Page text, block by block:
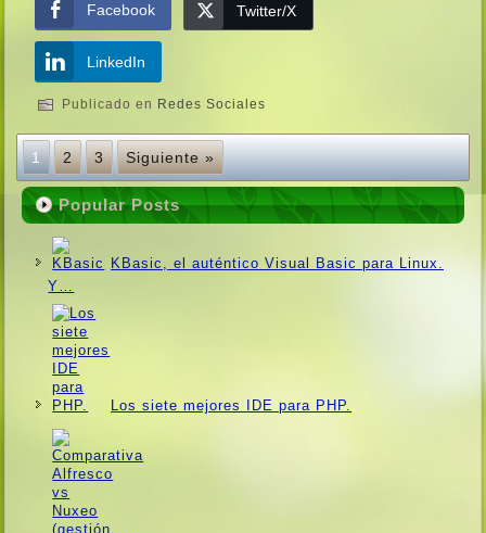
Facebook Twitter/X
LinkedIn
Publicado en Redes Sociales
1 2 3 Siguiente »
Popular Posts
KBasic, el auténtico Visual Basic para Linux.
Y…
Los siete mejores IDE para PHP.